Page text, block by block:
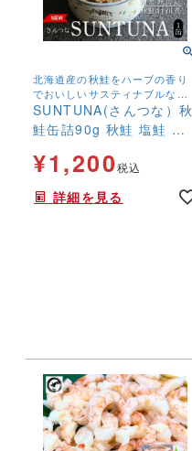
北海道産の秋鮭をハーブの香り
でおいしいサスティナブルな缶
詰に！
SUNTUNA(さんつな）秋
鮭缶詰90g 秋鮭 塩鮭 新
トック 国産
¥1,200税込
詳細を見る